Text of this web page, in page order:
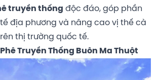
truyền thống độc đáo, góp phần
địa phương và nâng cao vị thế cà
thị trường quốc tế.
Truyền Thống Buôn Ma Thuột